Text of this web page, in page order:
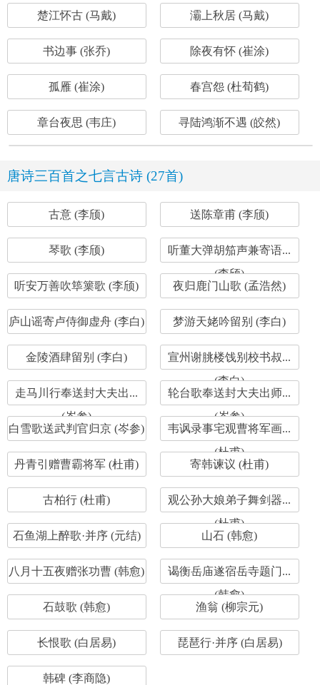
楚江怀古 (马戴) 灞上秋居 (马戴)
书边事 (张乔) 除夜有怀 (崔涂)
孤雁 (崔涂) 春宫怨 (杜荀鹤)
章台夜思 (韦庄) 寻陆鸿渐不遇 (皎然)
唐诗三百首之七言古诗 (27首)
古意 (李颀) 送陈章甫 (李颀)
琴歌 (李颀)
听董大弹胡笳声兼寄语...
(李颀)
听安万善吹筚篥歌 (李颀)
夜归鹿门山歌 (孟浩然)
庐山谣寄卢侍御虚舟 (李白) 梦游天姥吟留别 (李白)
金陵酒肆留别 (李白)
宣州谢朓楼饯别校书叔...
(李白)
走马川行奉送封大夫出...
(岑参)
轮台歌奉送封大夫出师...
(岑参)
白雪歌送武判官归京 (岑参)
韦讽录事宅观曹将军画...
(杜甫)
丹青引赠曹霸将军 (杜甫)
寄韩谏议 (杜甫)
古柏行 (杜甫)
观公孙大娘弟子舞剑器...
(杜甫)
石鱼湖上醉歌·并序 (元结)
山石 (韩愈)
八月十五夜赠张功曹 (韩愈)
谒衡岳庙遂宿岳寺题门...
(韩愈)
石鼓歌 (韩愈)
渔翁 (柳宗元)
长恨歌 (白居易) 琵琶行·并序 (白居易)
韩碑 (李商隐)